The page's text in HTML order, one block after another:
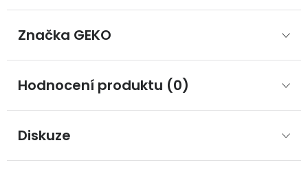
Značka GEKO
Hodnocení produktu (0)
Diskuze